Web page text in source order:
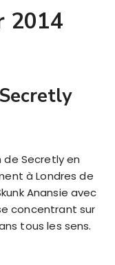
2014
Secretly en
à Londres de
Anansie avec
concentrant sur
tous les sens.